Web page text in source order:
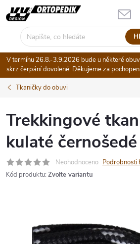
Přejít
na
V termínu 26.8.-3.9.2026 bude u některé
skrz čerpání dovolené. Děkujeme za
Tkaničky do obuvi
Trekkingové
kulaté černošedé
Neohodnoceno Podrobnosti
Kód produktu: Zvolte variantu